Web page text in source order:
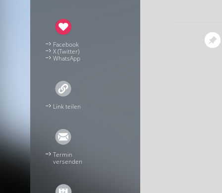
Facebook
X (Twitter)
WhatsApp
Link teilen
Termin
versenden